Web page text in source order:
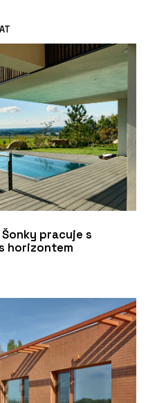
pracuje s
horizontem